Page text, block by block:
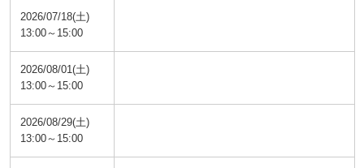
2026/07/18(土)
13:00～15:00
2026/08/01(土)
13:00～15:00
2026/08/29(土)
13:00～15:00